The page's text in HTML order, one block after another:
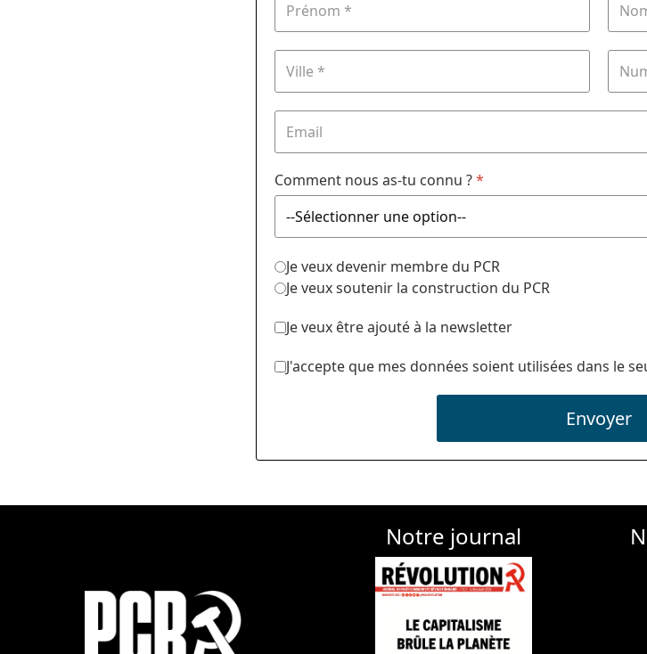
Comment nous as-tu connu ?*
Je veux devenir membre du PCR
Je veux soutenir la construction du PCR
Je veux être ajouté à la newsletter
J'accepte que mes données soient utilisées dans le
Envoyer
Notre journal